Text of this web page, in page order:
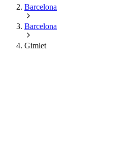
Barcelona
Barcelona
Gimlet